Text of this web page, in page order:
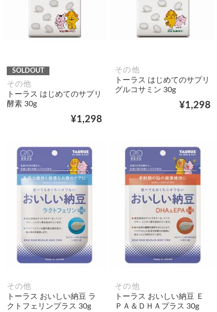
SOLDOUT
その他
トーラス はじめてのサプリ
酵素 30g
¥1,298
その他
トーラス はじめてのサプリ
グルコサミン 30g
¥1,298
その他
トーラス おいしい納豆 ラ
クトフェリンプラス 30g
その他
トーラス おいしい納豆 Ｅ
ＰＡ＆ＤＨＡプラス 30g